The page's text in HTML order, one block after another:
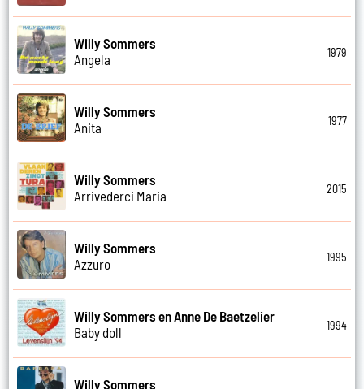
Willy Sommers
Angela
1979
Willy Sommers
Anita
1977
Willy Sommers
Arrivederci Maria
2015
Willy Sommers
Azzuro
1995
Willy Sommers en Anne De Baetzelier
Baby doll
1994
Willy Sommers